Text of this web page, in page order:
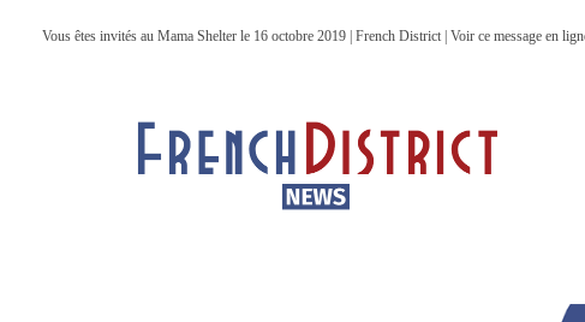
Vous êtes invités au Mama Shelter le 16 octobre 2019 | French District | Voir ce message en